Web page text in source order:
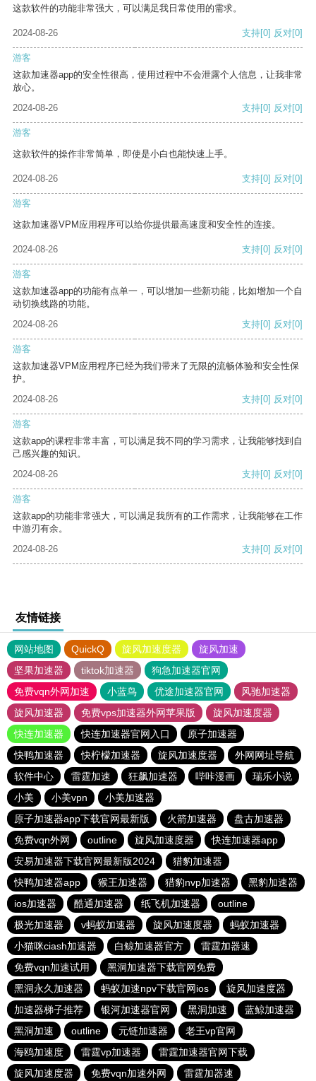
这款软件的功能非常强大，可以满足我日常使用的需求。
2024-08-26 支持[0] 反对[0]
游客
这款加速器app的安全性很高，使用过程中不会泄露个人信息，让我非常
放心。
2024-08-26
支持[0] 反对[0]
游客
这款软件的操作非常简单，即使是小白也能快速上手。
2024-08-26 支持[0] 反对[0]
游客
这款加速器VPM应用程序可以给你提供最高速度和安全性的连接。
2024-08-26 支持[0] 反对[0]
游客
这款加速器app的功能有点单一，可以增加一些新功能，比如增加一个自
动切换线路的功能。
2024-08-26
支持[0] 反对[0]
游客
这款加速器VPM应用程序已经为我们带来了无限的流畅体验和安全性保
护。
2024-08-26
支持[0] 反对[0]
游客
这款app的课程非常丰富，可以满足我不同的学习需求，让我能够找到自
己感兴趣的知识。
2024-08-26
支持[0] 反对[0]
游客
这款app的功能非常强大，可以满足我所有的工作需求，让我能够在工作
中游刃有余。
2024-08-26
支持[0] 反对[0]
友情链接
网站地图 QuickQ 旋风加速度器
旋风加速
坚果加速器
tiktok加速器
狗急加速器官网
免费vqn外网加速
小蓝鸟 优途加速器官网
风驰加速器
旋风加速器
免费vps加速器外网苹果版
旋风加速度器
快连加速器
快连加速器官网入口
原子加速器
快鸭加速器
快柠檬加速器 旋风加速度器
外网网址导航
软件中心
雷霆加速 狂飙加速器 哔咔漫画
瑞乐小说
小美
小美vpn
小美加速器
原子加速器app下载官网最新版
火箭加速器
盘古加速器
免费vqn外网
outline 旋风加速度器
快连加速器app
安易加速器下载官网最新版2024
猎豹加速器
快鸭加速器app
猴王加速器 猎豹nvp加速器
黑豹加速器
ios加速器
酷通加速器 纸飞机加速器
outline
极光加速器
v蚂蚁加速器 旋风加速度器
蚂蚁加速器
小猫咪ciash加速器
白鲸加速器官方
雷霆加器速
免费vqn加速试用
黑洞加速器下载官网免费
黑洞永久加速器
蚂蚁加速npv下载官网ios
旋风加速度器
加速器梯子推荐
银河加速器官网 黑洞加速
蓝鲸加速器
黑洞加速
outline 元链加速器
老王vp官网
海鸥加速度
雷霆vp加速器
雷霆加速器官网下载
旋风加速度器
免费vqn加速外网 雷霆加器速